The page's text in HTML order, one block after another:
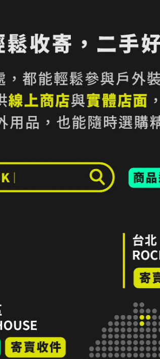
痕跡的物件
用情境的壞損 or 不影響主要功能但已有重度